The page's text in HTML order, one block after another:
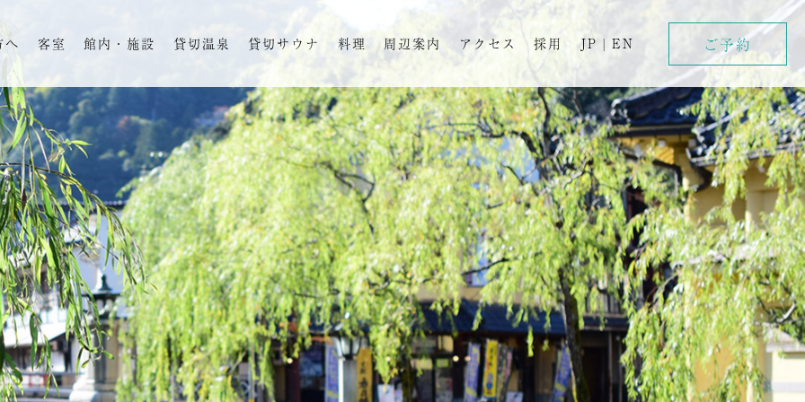
へ 客室 館内・施設 貸切温泉 貸切サウナ 料理 周辺案内 アクセス 採用 JP | EN ご予約